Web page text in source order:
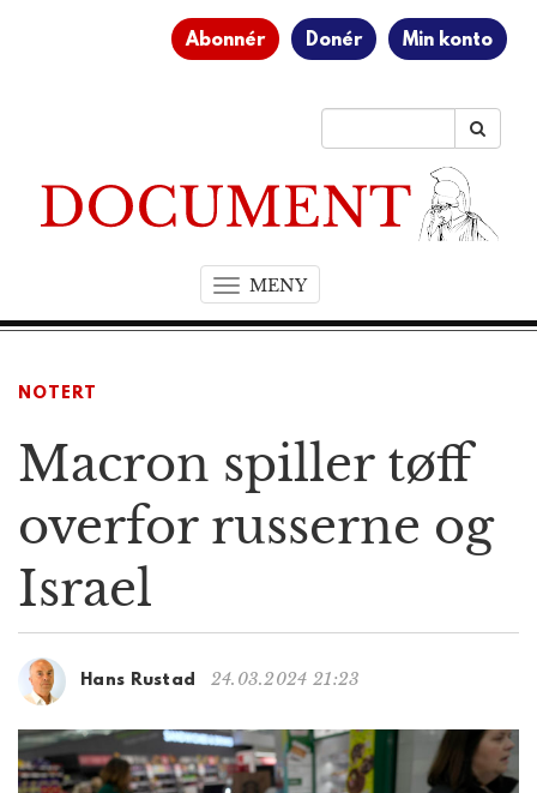
Abonnér Donér Min konto
MENYT
o
n
a
i
i
n
NOTERT
Macron spiller tøff
overfor russerne og
Israel
Hans Rustad 24.03.2024 21:23